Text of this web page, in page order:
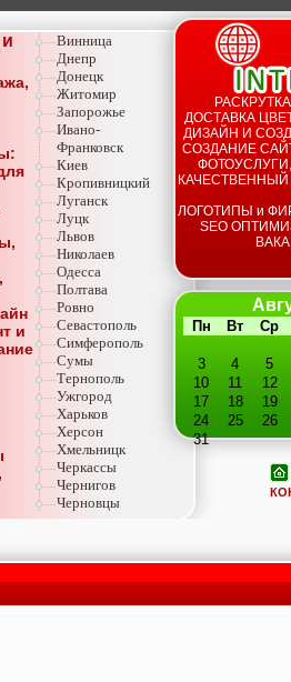
и
Винница
Днепр
Донецк
Житомир
Запорожье
Ивано-
Франковск
Киев
Кропивницкий
Луганск
Луцк
Львов
Николаев
Одесса
Полтава
Ровно
Севастополь
Симферополь
Сумы
Тернополь
Ужгород
Харьков
Херсон
Хмельницк
Черкассы
Чернигов
Черновцы
ДОСТАВКА
ДИЗАЙН И
СОЗДАНИЕ
ЛОГОТИПЫ и
SEO
Пн Вт Ср
3 4
5
10
11
12
17
18
19
24
25
26
31